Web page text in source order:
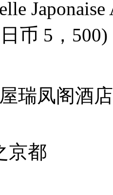
币 5，500)
瑞凤阁酒
京都